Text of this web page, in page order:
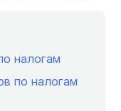
налогам
по налогам